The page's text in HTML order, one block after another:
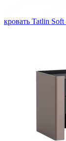
кровать Tatlin Soft